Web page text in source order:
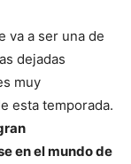
va a ser una de
dejadas
muy
esta temporada.
en el mundo de